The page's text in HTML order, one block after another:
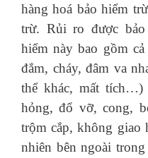
hàng hoá bảo hiểm
trừ. Rủi ro được
hiểm này bao gồm
đắm, cháy, đâm va
thể khác, mất
hỏng, đổ vỡ, cong,
trộm cắp, không
nhiên bên ngoài